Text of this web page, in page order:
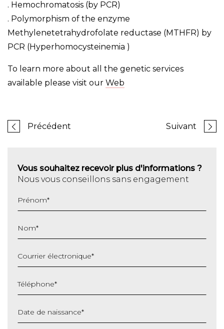
. Hemochromatosis (by PCR)
. Polymorphism of the enzyme
Methylenetetrahydrofolate reductase (MTHFR) by
PCR (Hyperhomocysteinemia )
To learn more about all the genetic services
available please visit our Web
Précédent Suivant
Vous souhaitez recevoir plus d'informations ?
Nous vous conseillons sans engagement
Prénom*
Nom*
Courrier électronique*
Téléphone*
Date de naissance*